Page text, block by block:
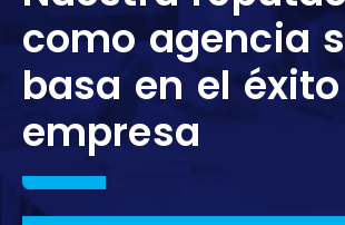
como agencia
basa en el
empresa